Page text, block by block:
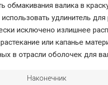
валика в
удлинитель для
исключено излишнее
или капанье
в отрасли оболочек для
Наконечник